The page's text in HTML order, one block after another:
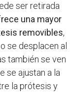
ser retirada
una mayor
removibles,
se desplacen al
también se ven
se ajustan a la
la prótesis y